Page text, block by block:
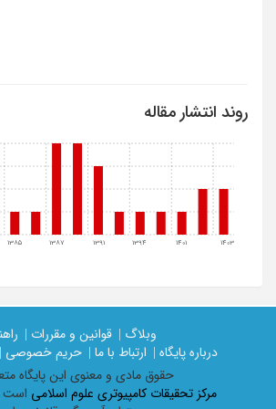
روند انتشار مقاله
1385 1387 1391 1394 1401 1403
وبلاگ | قوانین و مقررات |
درباره پایگاه |
ارتباط با ما | حریم خصوصی |
حقوق مادی و معنوی اين پايگاه
مرکز تحقیقات کامپیوتری علوم اسلامی است